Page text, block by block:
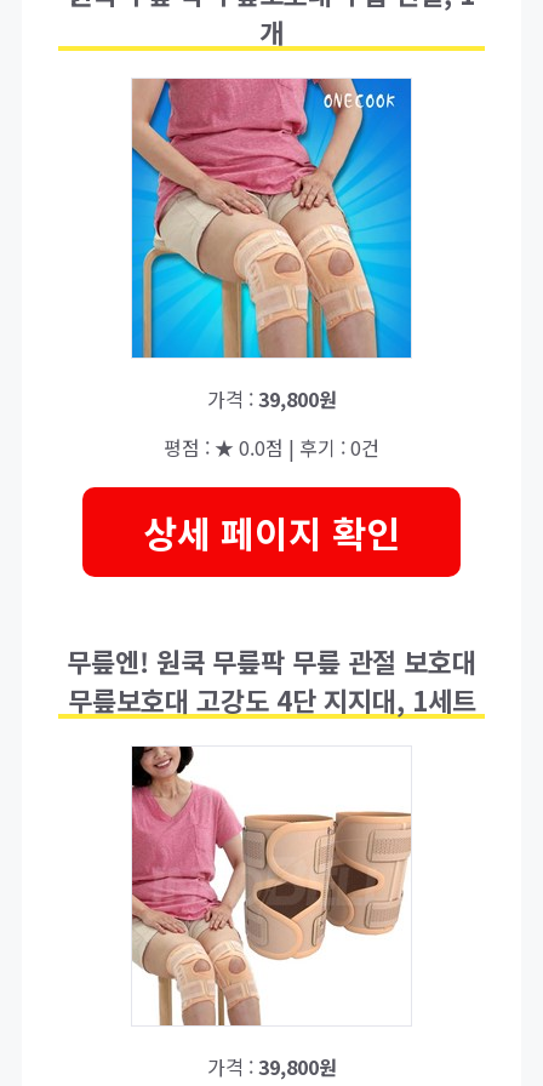
개
가격 :39,800원
평점 : ★ 0.0점 | 후기 : 0건
상세 페이지 확인
무릎엔! 원쿡 무릎팍 무릎 관절 보호대
무릎보호대 고강도 4단 지지대, 1세트
가격 :39,800원